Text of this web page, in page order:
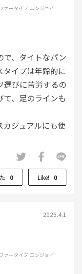
ァータイプ:エンジョイ
で、タイトなパン
タイプは年齢的に
選びに苦労するの
、足のラインも
カジュアルにも使
0 Like! 0
2026.4.1
ァータイプ:エンジョイ